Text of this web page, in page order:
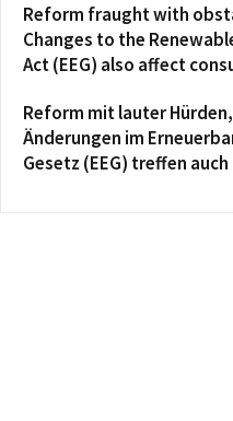
Reform fraught with
Changes to the
Act (EEG) also affect
Reform mit lauter Hürden,
Änderungen im
Gesetz (EEG) treffen